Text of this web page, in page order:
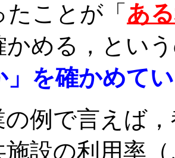
ことが「 あ
かめる，とい
」を確かめて
例で言えば
施設の利用率